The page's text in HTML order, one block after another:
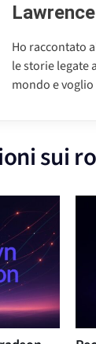
Ho raccontato
le storie legate
mondo e
sui